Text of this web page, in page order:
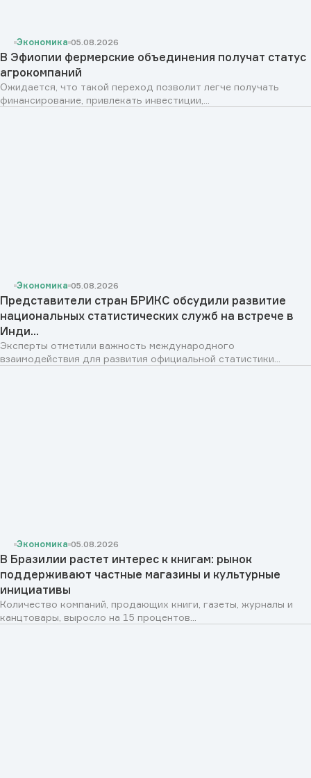
Экономика 05.08.2026
В Эфиопии фермерские объединения получат статус
агрокомпаний
Ожидается, что такой переход позволит легче получать
финансирование, привлекать инвестиции,...
Экономика 05.08.2026
Представители стран БРИКС обсудили развитие
национальных статистических служб на встрече в
Инди...
Эксперты отметили важность международного
взаимодействия для развития официальной статистики...
Экономика 05.08.2026
В Бразилии растет интерес к книгам: рынок
поддерживают частные магазины и культурные
инициативы
Количество компаний, продающих книги, газеты, журналы и
канцтовары, выросло на 15 процентов...